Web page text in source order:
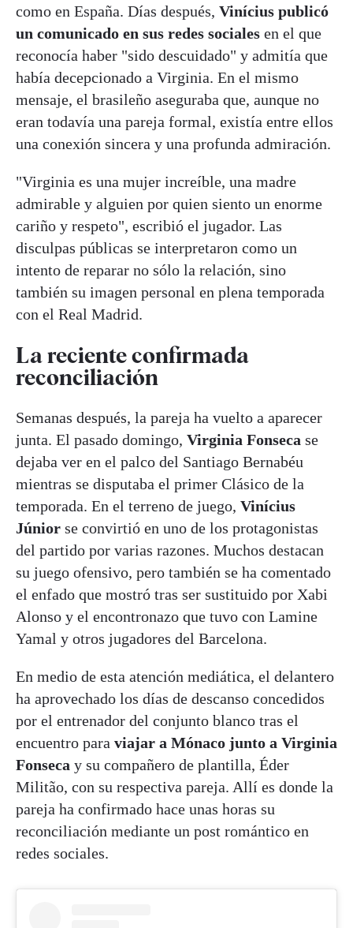
como en España. Días después, Vinícius publicó
un comunicado en sus redes sociales en el que
reconocía haber "sido descuidado" y admitía que
había decepcionado a Virginia. En el mismo
mensaje, el brasileño aseguraba que, aunque no
eran todavía una pareja formal, existía entre ellos
una conexión sincera y una profunda admiración.
"Virginia es una mujer increíble, una madre
admirable y alguien por quien siento un enorme
cariño y respeto", escribió el jugador. Las
disculpas públicas se interpretaron como un
intento de reparar no sólo la relación, sino
también su imagen personal en plena temporada
con el Real Madrid.
La reciente confirmada
reconciliación
Semanas después, la pareja ha vuelto a aparecer
junta. El pasado domingo, Virginia Fonseca se
dejaba ver en el palco del Santiago Bernabéu
mientras se disputaba el primer Clásico de la
temporada. En el terreno de juego, Vinícius
Júnior se convirtió en uno de los protagonistas
del partido por varias razones. Muchos destacan
su juego ofensivo, pero también se ha comentado
el enfado que mostró tras ser sustituido por Xabi
Alonso y el encontronazo que tuvo con Lamine
Yamal y otros jugadores del Barcelona.
En medio de esta atención mediática, el delantero
ha aprovechado los días de descanso concedidos
por el entrenador del conjunto blanco tras el
encuentro para viajar a Mónaco junto a Virginia
Fonseca y su compañero de plantilla, Éder
Militão, con su respectiva pareja. Allí es donde la
pareja ha confirmado hace unas horas su
reconciliación mediante un post romántico en
redes sociales.